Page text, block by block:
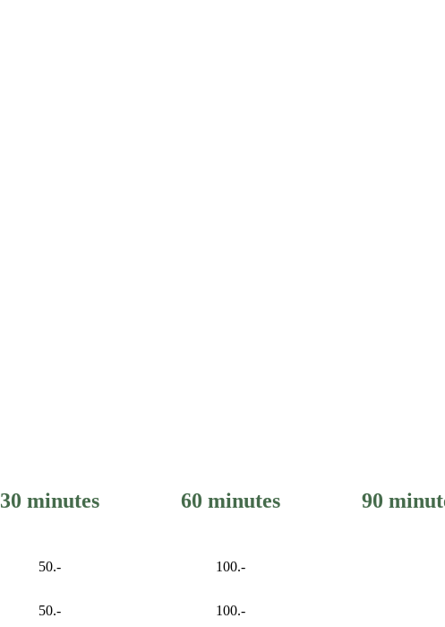
30 minutes 60 minutes 90
50.- 100.-
50.- 100.-